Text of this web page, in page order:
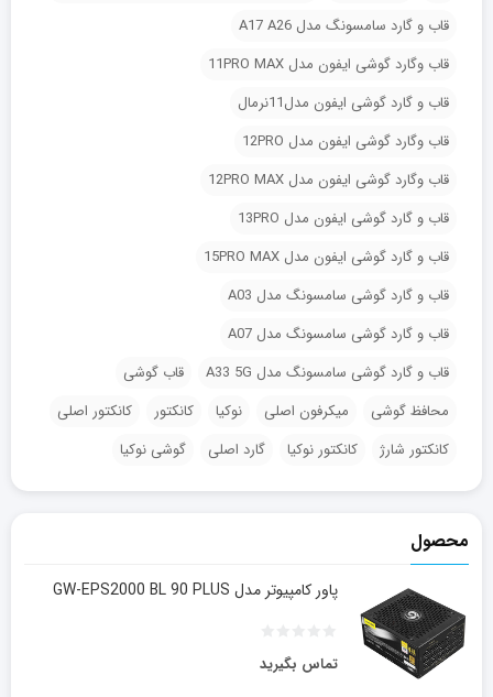
قاب و گارد سامسونگ مدل A17 A26
قاب وگارد گوشی ایفون مدل 11PRO MAX
قاب و گارد گوشی ایفون مدل11نرمال
قاب وگارد گوشی ایفون مدل 12PRO
قاب وگارد گوشی ایفون مدل 12PRO MAX
قاب و گارد گوشی ایفون مدل 13PRO
قاب و گارد گوشی ایفون مدل 15PRO MAX
قاب و گارد گوشی سامسونگ مدل A03
قاب و گارد گوشی سامسونگ مدل A07
قاب و گارد گوشی سامسونگ مدل A33 5G
قاب گوشی
محافظ گوشی
میکرفون اصلی نوکیا کانکتور
کانکتور اصلی
کانکتور شارژ
کانکتور نوکیا گارد اصلی گوشی نوکیا
محصول
پاور کامپیوتر مدل GW-EPS2000 BL 90 PLUS
تماس بگیرید